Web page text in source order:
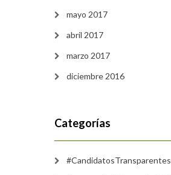
mayo 2017
abril 2017
marzo 2017
diciembre 2016
Categorías
#CandidatosTransparentes